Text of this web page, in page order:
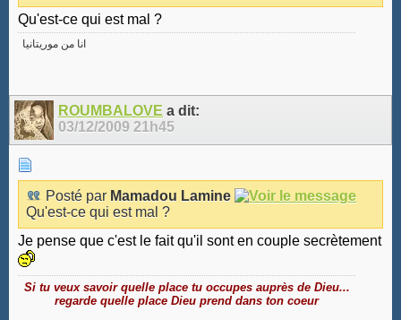
Qu'est-ce qui est mal ?
انا من موريتانيا
ROUMBALOVE a dit:
03/12/2009 21h45
Posté par Mamadou Lamine
Qu'est-ce qui est mal ?
Je pense que c'est le fait qu'il sont en couple secrètement
Si tu veux savoir quelle place tu occupes auprès de Dieu...
regarde quelle place Dieu prend dans ton coeur